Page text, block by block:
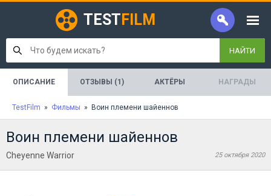
TEST FILM
НАЙТИ
ОПИСАНИЕ ОТЗЫВЫ (1) АКТЁРЫ НАГРАДЫ
TestFilm » Фильмы » Воин племени шайеннов
Воин племени шайеннов
Cheyenne Warrior 25 октября 2020